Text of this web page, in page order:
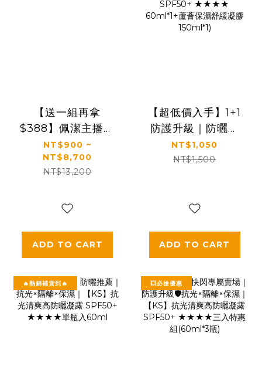
【送一組再拿
$388】佩潔主播推
薦🔥熱銷必買組｜
【KS】凍齡奇肌活
膚露/全效精華/精華
NT$900 ~
NT$8,700
NT$13,200
ADD TO CART
【超低價入手】1+1
防護升級｜防曬＋
蘆薈一次帶走｜
【KS】1+1完整呵護
★★★★
舒緩凝膠150ml*1)
NT$1,050
NT$1,500
ADD TO CART
🔥熱銷補貨到🔥 💥必搶優惠